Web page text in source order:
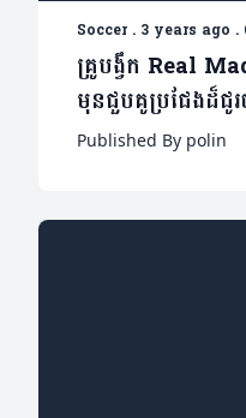
Soccer. 3 years ago .
គ្រូបង្វឹក Real
មុនជួបគូប្រជែងដ៏
Super Cup(មានវីដ
Published By polin